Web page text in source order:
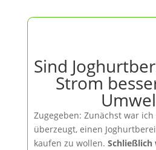
Sind
Strom
Zugegeben: Zunächst war
überzeugt, einen
kaufen zu wollen. Schließlich